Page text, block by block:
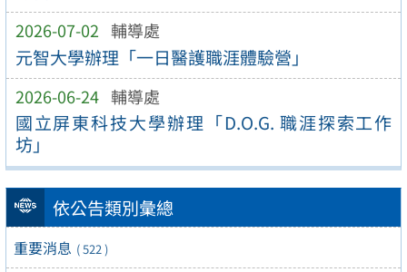
2026-07-02 輔導處
元智大學辦理「一日醫護職涯體驗營」
2026-06-24 輔導處
國立屏東科技大學辦理「D.O.G. 職涯探索工作
坊」
依公告類別彙總
重要消息 ( 522 )